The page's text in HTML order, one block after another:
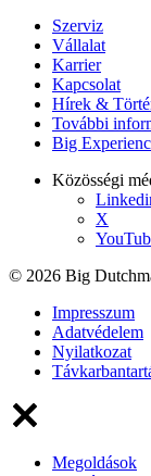
Szerviz
Vállalat
Karrier
Kapcsolat
Hírek &
További
Big
Közösségi
X
© 2026 Big
Impresszum
Adatvédelem
Nyilatkozat
Megoldások